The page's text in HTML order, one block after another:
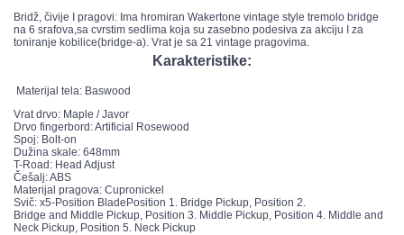
Bridž, čivije I pragovi: Ima hromiran Wakertone vintage style tremolo bridge
na 6 srafova,sa cvrstim sedlima koja su zasebno podesiva za akciju I za
toniranje kobilice(bridge-a). Vrat je sa 21 vintage pragovima.
Karakteristike:
Materijal tela: Baswood
Vrat drvo: Maple / Javor
Drvo fingerbord: Artificial Rosewood
Spoj: Bolt-on
Dužina skale: 648mm
T-Road: Head Adjust
Češalj: ABS
Materijal pragova: Cupronickel
Svič: x5-Position BladePosition 1. Bridge Pickup, Position 2.
Bridge and Middle Pickup, Position 3. Middle Pickup, Position 4. Middle and
Neck Pickup, Position 5. Neck Pickup